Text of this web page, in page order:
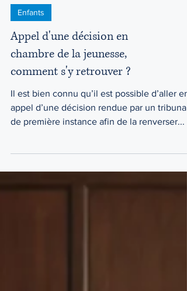
Appel d'une décision en
chambre de la jeunesse,
comment s'y retrouver ?
Il est bien connu qu’il est possible d’aller en
appel d’une décision rendue par un tribunal